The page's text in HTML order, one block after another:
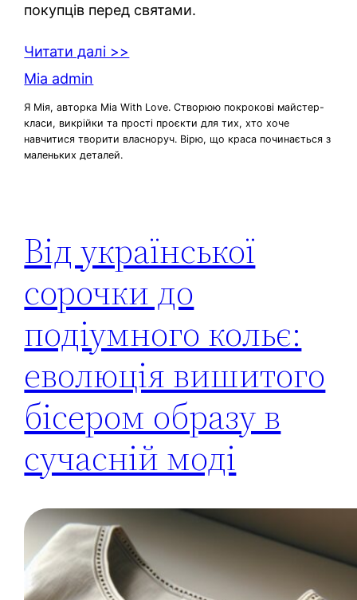
покупців перед святами.
Читати далі >>
Mia admin
Я Мія, авторка Mia With Love. Створюю покрокові майстер-
класи, викрійки та прості проєкти для тих, хто хоче
навчитися творити власноруч. Вірю, що краса починається з
маленьких деталей.
Від української
сорочки до
подіумного кольє:
еволюція вишитого
бісером образу в
сучасній моді